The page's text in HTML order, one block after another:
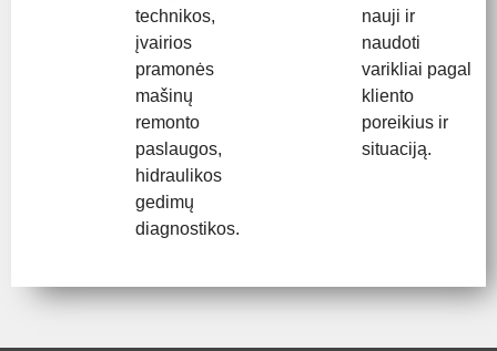
technikos,
įvairios
pramonės
mašinų
remonto
paslaugos,
hidraulikos
gedimų
diagnostikos.
nauji ir
naudoti
varikliai pagal
kliento
poreikius ir
situaciją.